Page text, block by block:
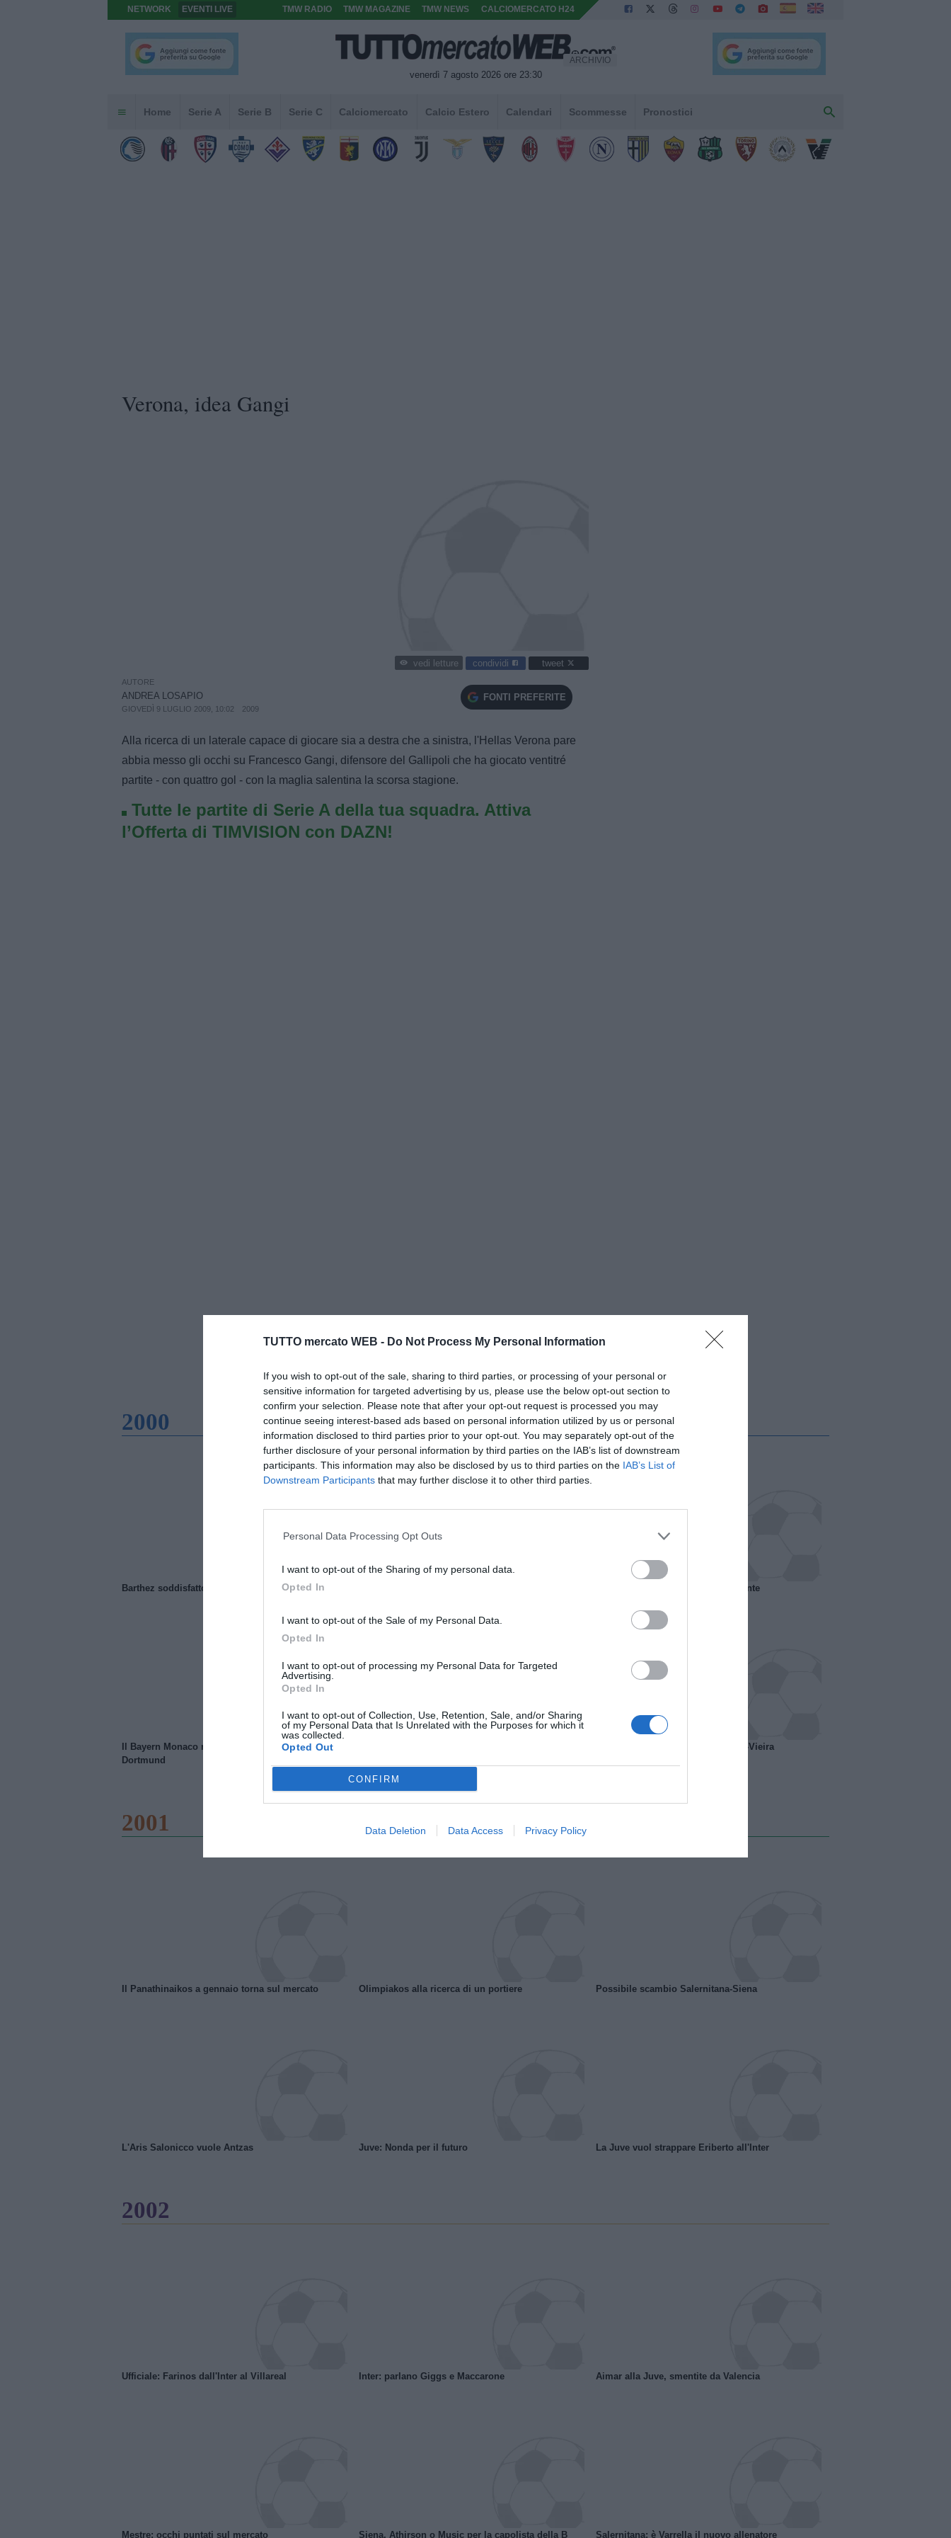
TUTTO mercato WEB - Do Not Process My Personal Information
If you wish to opt-out of the sale, sharing to third parties, or processing of your personal or
sensitive information for targeted advertising by us, please use the below opt-out section to
confirm your selection. Please note that after your opt-out request is processed you may
continue seeing interest-based ads based on personal information utilized by us or personal
information disclosed to third parties prior to your opt-out. You may separately opt-out of the
further disclosure of your personal information by third parties on the IAB’s list of downstream
participants. This information may also be disclosed by us to third parties on the IAB’s List of
Downstream Participants that may further disclose it to other third parties.
Personal Data Processing Opt Outs
I want to opt-out of the Sharing of my personal data.
Opted In
I want to opt-out of the Sale of my Personal Data.
Opted In
I want to opt-out of processing my Personal Data for Targeted
Advertising.
Opted In
I want to opt-out of Collection, Use, Retention, Sale, and/or Sharing
of my Personal Data that Is Unrelated with the Purposes for which it
was collected.
Opted Out
CONFIRM
Data Deletion Data Access Privacy Policy
NETWORK EVENTI LIVE TMW RADIO TMW MAGAZINE TMW NEWS CALCIOMERCATO H24
venerdì 7 agosto 2026 ore 23:30
ARCHIVIO
Home Serie A Serie B Serie C Calciomercato Calcio Estero Calendari Scommesse Pronostici
Verona, idea Gangi
vedi letture condividi tweet
AUTORE
ANDREA LOSAPIO
GIOVEDÌ 9 LUGLIO 2009, 10:02 2009
FONTI PREFERITE
Alla ricerca di un laterale capace di giocare sia a destra che a sinistra, l'Hellas Verona pare
abbia messo gli occhi su Francesco Gangi, difensore del Gallipoli che ha giocato ventitré
partite - con quattro gol - con la maglia salentina la scorsa stagione.
Tutte le partite di Serie A della tua squadra. Attiva
l’Offerta di TIMVISION con DAZN!
2000
Barthez soddisfatto del Manchester United Francia, il Marsiglia senza presidente
Il Bayern Monaco ridimensiona il Borussia
Dortmund
A gennaio ipotesi scambio Davids-Vieira
2001
Il Panathinaikos a gennaio torna sul mercato Olimpiakos alla ricerca di un portiere Possibile scambio Salernitana-Siena
L'Aris Salonicco vuole Antzas Juve: Nonda per il futuro La Juve vuol strappare Eriberto all'Inter
2002
Ufficiale: Farinos dall'Inter al Villareal Inter: parlano Giggs e Maccarone Aimar alla Juve, smentite da Valencia
Mestre: occhi puntati sul mercato Siena, Athirson o Music per la capolista della B Salernitana: è Varrella il nuovo allenatore